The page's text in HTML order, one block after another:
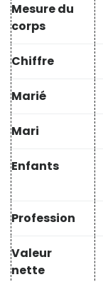
Mesure du
corps
Chiffre
Marié
Mari
Enfants
Profession
Valeur
nette